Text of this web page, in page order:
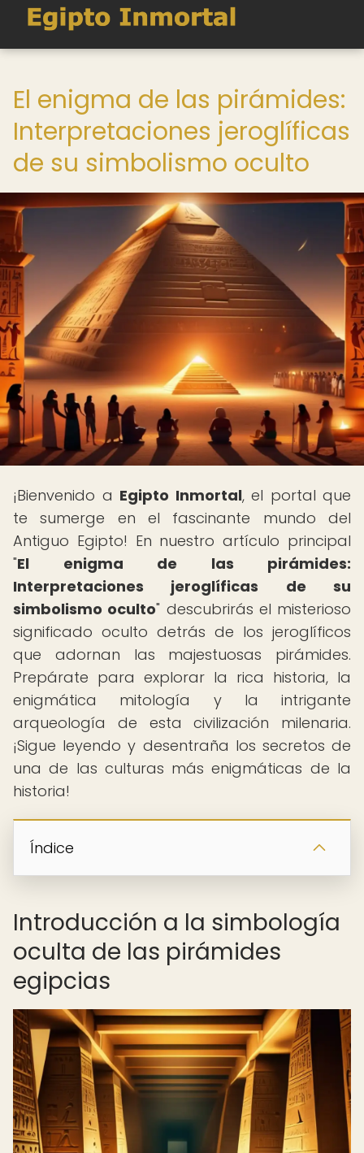
El enigma de las pirámides:
Interpretaciones jeroglíficas
de su simbolismo oculto
¡Bienvenido a Egipto Inmortal, el portal que
te sumerge en el fascinante mundo del
Antiguo Egipto! En nuestro artículo principal
"El enigma de las pirámides:
Interpretaciones jeroglíficas de su
simbolismo oculto" descubrirás el misterioso
significado oculto detrás de los jeroglíficos
que adornan las majestuosas pirámides.
Prepárate para explorar la rica historia, la
enigmática mitología y la intrigante
arqueología de esta civilización milenaria.
¡Sigue leyendo y desentraña los secretos de
una de las culturas más enigmáticas de la
historia!
Índice
Introducción a la simbología
oculta de las pirámides
egipcias